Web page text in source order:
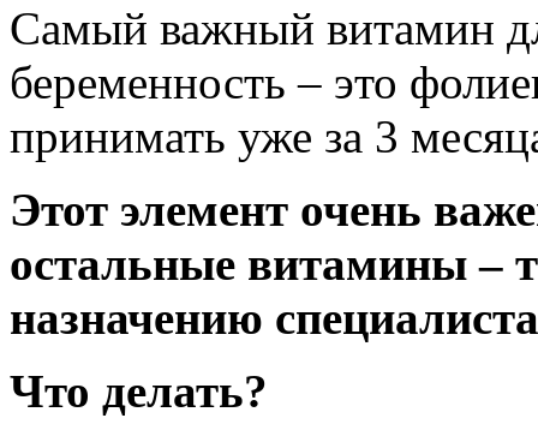
Самый важный витамин
беременность – это
принимать уже за 3
Этот элемент очень
остальные витамины –
назначению
Что делать?